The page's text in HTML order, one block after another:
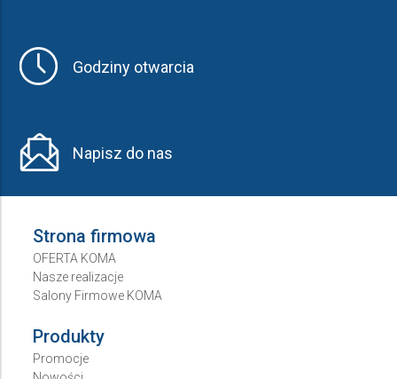
Godziny otwarcia
Napisz do nas
Strona firmowa
OFERTA KOMA
Nasze realizacje
Salony Firmowe KOMA
Produkty
Promocje